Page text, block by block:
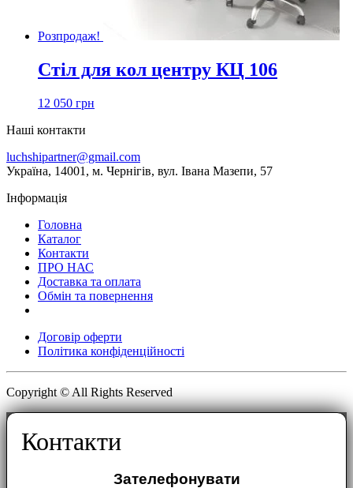
Розпродаж!
Стіл для кол центру КЦ 106
12 050 грн
Наші контакти
luchshipartner@gmail.com
Українa, 14001, м. Чернігів, вул. Івана Мазепи, 57
Інформація
Головна
Каталог
Контакти
ПРО НАС
Доставка та оплата
Обмін та повернення
Договір оферти
Політика конфіденційності
Copyright © All Rights Reserved
Контакти
Зателефонувати